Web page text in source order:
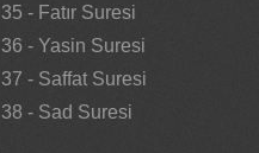
35 - Fatır Suresi
36 - Yasin Suresi
37 - Saffat Suresi
38 - Sad Suresi